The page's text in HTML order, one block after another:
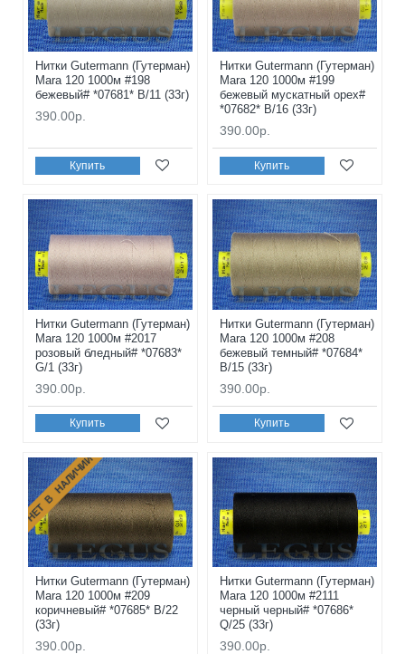
Нитки Gutermann (Гутерман)
Mara 120 1000м #198
бежевый# *07681* B/11 (33г)
390.00р.
Купить
Нитки Gutermann (Гутерман)
Mara 120 1000м #199
бежевый мускатный орех#
*07682* B/16 (33г)
390.00р.
Купить
Нитки Gutermann (Гутерман)
Mara 120 1000м #2017
розовый бледный# *07683*
G/1 (33г)
390.00р.
Купить
Нитки Gutermann (Гутерман)
Mara 120 1000м #208
бежевый темный# *07684*
B/15 (33г)
390.00р.
Купить
НЕТ В НАЛИЧИИ
Нитки Gutermann (Гутерман)
Mara 120 1000м #209
коричневый# *07685* B/22
(33г)
390.00р.
Нитки Gutermann (Гутерман)
Mara 120 1000м #2111
черный черный# *07686*
Q/25 (33г)
390.00р.